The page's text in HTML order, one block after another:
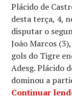
Plácido de
desta terça, 4,
disputar o
João Marcos
gols do Tigre
Adesg. Plácido
dominou a
Continuar